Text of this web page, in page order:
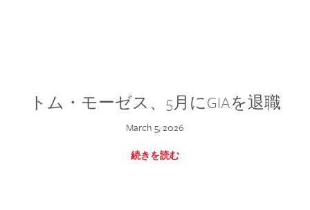
トム・モーゼス、5月にGIAを退職
March 5, 2026
続きを読む